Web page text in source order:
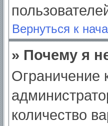
Вернуться к
» Почему я
Ограничение
количество